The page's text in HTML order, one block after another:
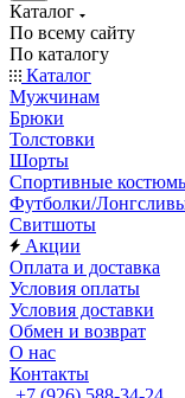
Каталог
По всему сайту
По каталогу
Каталог
Мужчинам
Брюки
Толстовки
Шорты
Спортивные
Футболки/
Свитшоты
Акции
Оплата и доставка
Условия оплаты
Условия доставки
Обмен и возврат
О нас
Контакты